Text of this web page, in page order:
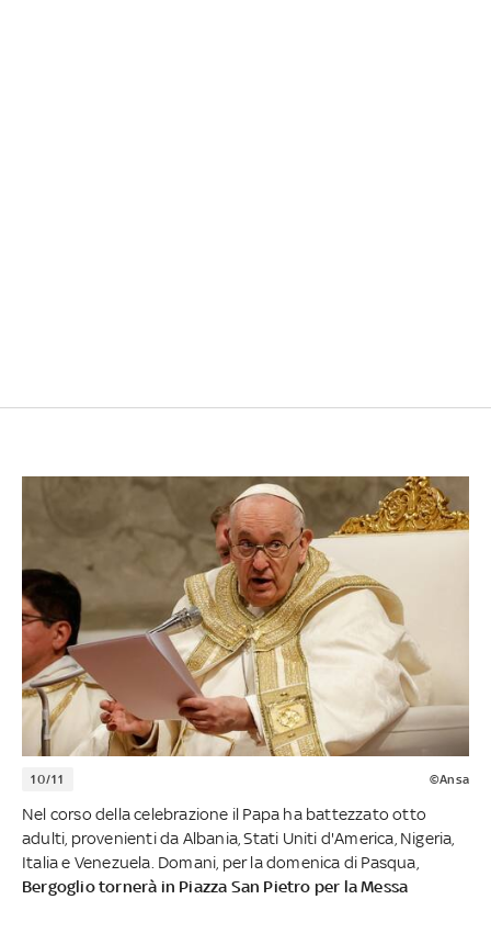
10/11 ©Ansa
Nel corso della celebrazione il Papa ha battezzato otto
adulti, provenienti da Albania, Stati Uniti d'America, Nigeria,
Italia e Venezuela. Domani, per la domenica di Pasqua,
Bergoglio tornerà in Piazza San Pietro per la Messa